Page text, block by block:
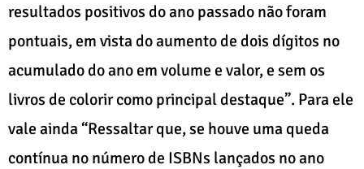
resultados positivos do ano passado não foram
pontuais, em vista do aumento de dois dígitos no
acumulado do ano em volume e valor, e sem os
livros de colorir como principal destaque”. Para ele
vale ainda “Ressaltar que, se houve uma queda
contínua no número de ISBNs lançados no ano